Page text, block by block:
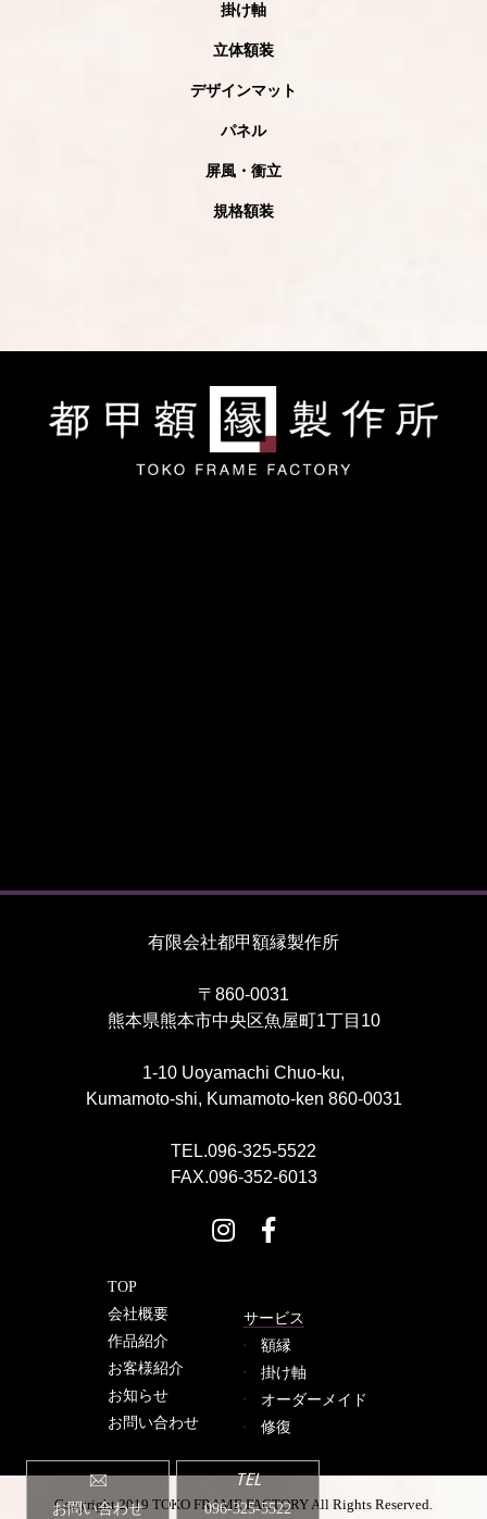
お問い合わせ
TEL
096-325-5522
掛け軸
立体額装
デザインマット
パネル
屏風・衝立
規格額装
有限会社都甲額縁製作所
〒860-0031
熊本県熊本市中央区魚屋町1丁目10
1-10 Uoyamachi Chuo-ku,
Kumamoto-shi, Kumamoto-ken 860-0031
TEL.096-325-5522
FAX.096-352-6013
TOP
会社概要
作品紹介
お客様紹介
お知らせ
お問い合わせ
サービス
額縁
掛け軸
オーダーメイド
修復
Copyright 2019 TOKO FRAME FACTORY All Rights Reserved.